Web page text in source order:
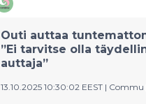
Outi auttaa
”Ei tarvitse olla
auttaja”
13.10.2025 10:30:02 EEST | Commu